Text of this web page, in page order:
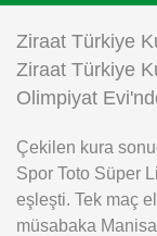
Android
iOS
Ziraat Türkiye
Ziraat Türkiye
Olimpiyat
Çekilen kura
Spor Toto Süper
eşleşti. Tek maç
müsabaka